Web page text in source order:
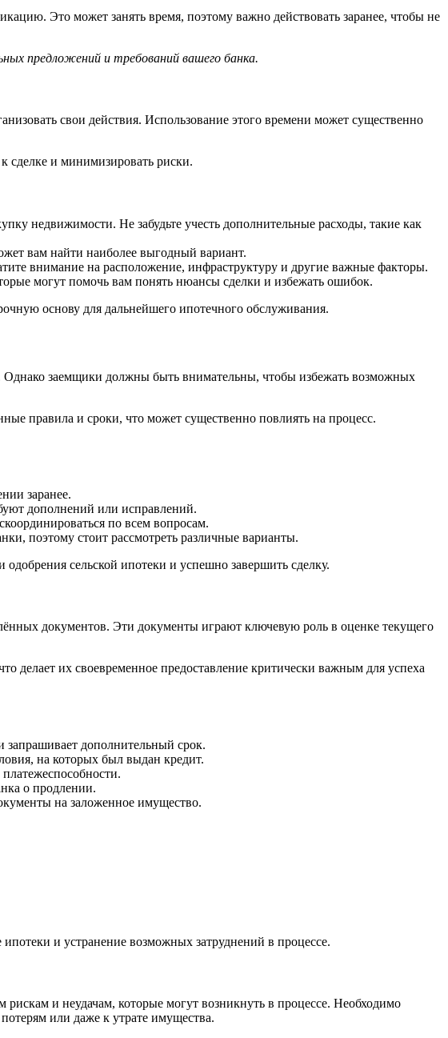
Это может занять время, поэтому важно действовать заранее, чтобы не
предложений и требований вашего банка.
свои действия. Использование этого времени может существенно
сделке и минимизировать риски.
недвижимости. Не забудьте учесть дополнительные расходы, такие как
вам найти наиболее выгодный вариант.
внимание на расположение, инфраструктуру и другие важные факторы.
могут помочь вам понять нюансы сделки и избежать ошибок.
основу для дальнейшего ипотечного обслуживания.
заемщики должны быть внимательны, чтобы избежать возможных
правила и сроки, что может существенно повлиять на процесс.
заранее.
дополнений или исправлений.
по всем вопросам.
поэтому стоит рассмотреть различные варианты.
сельской ипотеки и успешно завершить сделку.
документов. Эти документы играют ключевую роль в оценке текущего
делает их своевременное предоставление критически важным для успеха
дополнительный срок.
на которых был выдан кредит.
о продлении.
на заложенное имущество.
и устранение возможных затруднений в процессе.
и неудачам, которые могут возникнуть в процессе. Необходимо
или даже к утрате имущества.